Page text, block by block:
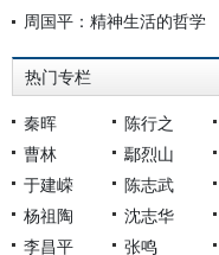
周国平：精神生活的哲学
热门专栏
秦晖 陈行之
曹林
鄢烈山
于建嵘
陈志武
杨祖陶
沈志华
李昌平
张鸣